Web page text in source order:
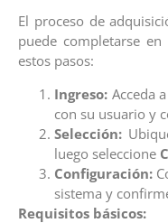
El proceso de
puede completarse
estos pasos:
Ingreso: Acceda
con su usuario y
Selección:
luego seleccione
Configuración:
sistema y
Requisitos básicos: